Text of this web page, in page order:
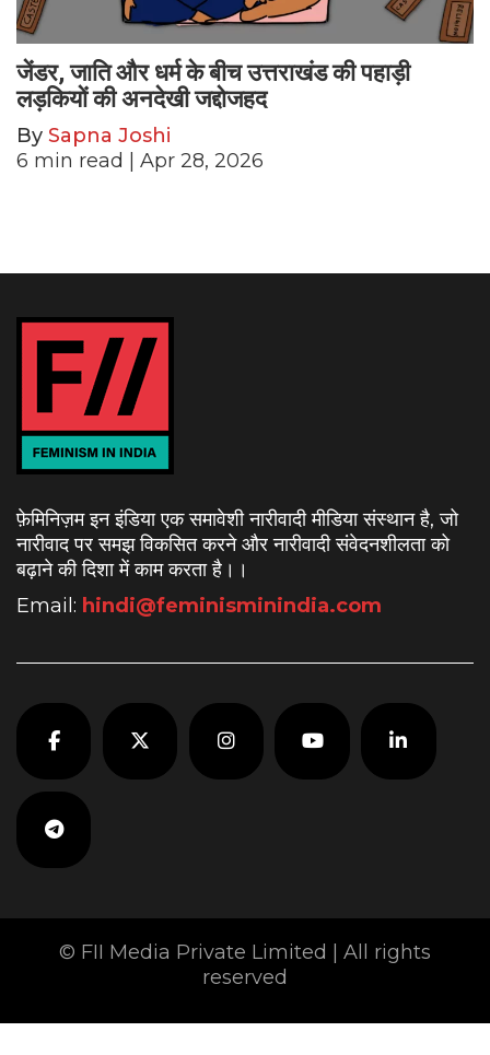
जेंडर, जाति और धर्म के बीच उत्तराखंड की पहाड़ी
लड़कियों की अनदेखी जद्दोजहद
By Sapna Joshi
6 min read | Apr 28, 2026
फ़ेमिनिज़म इन इंडिया एक समावेशी नारीवादी मीडिया संस्थान है, जो
नारीवाद पर समझ विकसित करने और नारीवादी संवेदनशीलता को
बढ़ाने की दिशा में काम करता है। ।
Email: hindi@feminisminindia.com
© FII Media Private Limited | All rights
reserved